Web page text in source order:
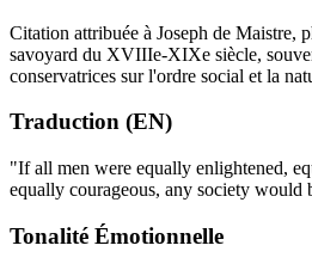
Citation attribuée à Joseph de Maistre,
savoyard du XVIIIe-XIXe siècle,
conservatrices sur l'ordre social et la
Traduction (EN)
"If all men were equally enlightened,
equally courageous, any society would
Tonalité Émotionnelle